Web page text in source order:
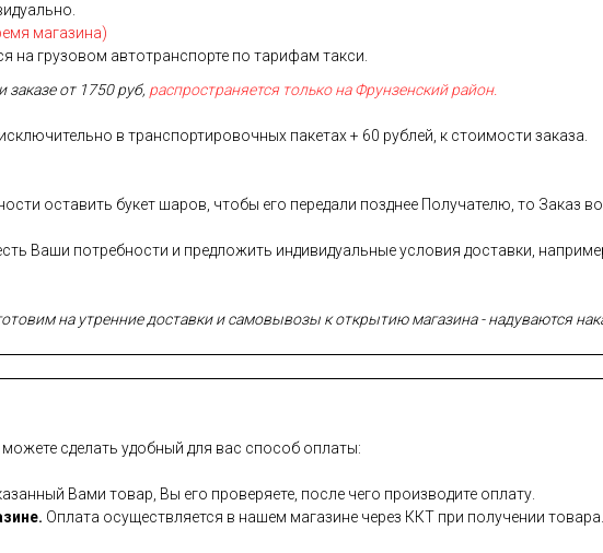
магазина)
грузовом автотранспорте по тарифам такси.
заказе от 1750 руб, распространяется только на Фрунзенский район.
в транспортировочных пакетах + 60 рублей, к стоимости заказа.
оставить букет шаров, чтобы его передали позднее Получателю, то Заказ
Ваши потребности и предложить индивидуальные условия доставки,
на утренние доставки и самовывозы к открытию магазина - надуваются
сделать удобный для вас способ оплаты:
Вами товар, Вы его проверяете, после чего производите оплату.
Оплата осуществляется в нашем магазине через ККТ при получении